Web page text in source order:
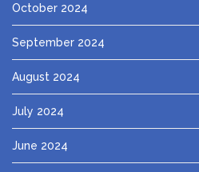
October 2024
September 2024
August 2024
July 2024
June 2024